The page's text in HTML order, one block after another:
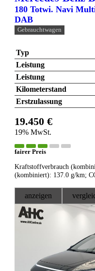
180 Totwi. Navi
DAB
Gebrauchtwagen
Typ
Leistung
Leistung
Kilometerstand
Erstzulassung
19.450 €
19% MwSt.
fairer Preis
Kraftstoffverbrauch
(kombiniert): 137.0 g/km;
anzeigen